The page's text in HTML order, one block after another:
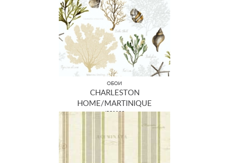
ОБОИ
CHARLESTON
HOME/MARTINIQUE
JB50000